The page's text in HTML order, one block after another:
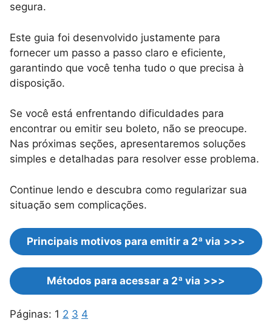
segura.
Este guia foi desenvolvido justamente para
fornecer um passo a passo claro e eficiente,
garantindo que você tenha tudo o que precisa à
disposição.
Se você está enfrentando dificuldades para
encontrar ou emitir seu boleto, não se preocupe.
Nas próximas seções, apresentaremos soluções
simples e detalhadas para resolver esse problema.
Continue lendo e descubra como regularizar sua
situação sem complicações.
Principais motivos para emitir a 2ª via >>>
Métodos para acessar a 2ª via >>>
Páginas: 1 2 3 4